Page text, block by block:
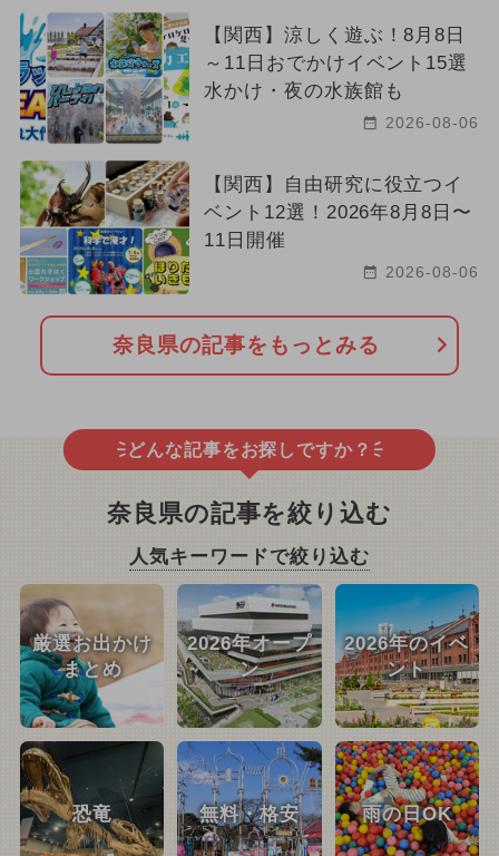
【関西】涼しく遊ぶ！8月8日
～11日おでかけイベント15選
水かけ・夜の水族館も
2026-08-06
【関西】自由研究に役立つイ
ベント12選！2026年8月8日〜
11日開催
2026-08-06
奈良県の記事をもっとみる
どんな記事をお探しですか？
奈良県の記事を絞り込む
人気キーワードで絞り込む
厳選お出かけ
まとめ
2026年オープ
ン
2026年のイベ
ント
恐竜 無料・格安 雨の日OK